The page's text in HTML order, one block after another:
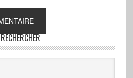
RECHERCHER